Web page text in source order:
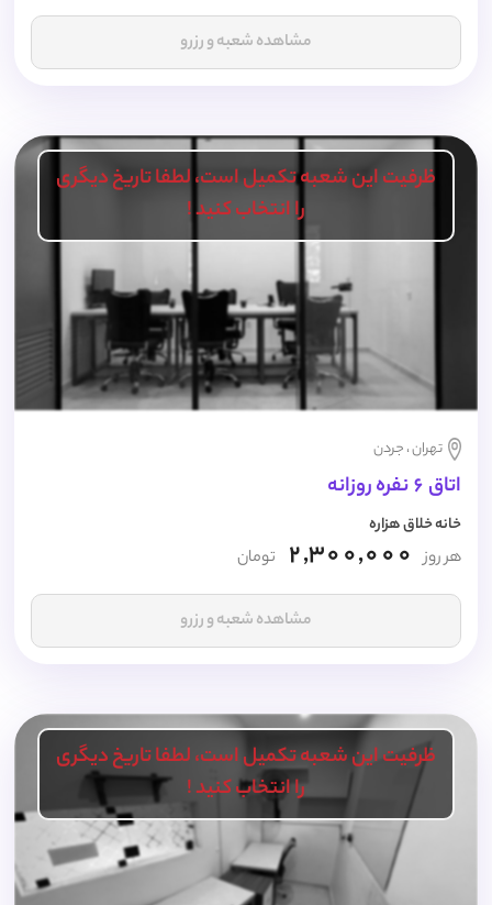
مشاهده شعبه و رزرو
ظرفیت این شعبه تکمیل است، لطفا تاریخ دیگری
را انتخاب کنید !
تهران ، جردن
اتاق 6 نفره روزانه
خانه خلاق هزاره
هر روز 2,300,000 تومان
مشاهده شعبه و رزرو
ظرفیت این شعبه تکمیل است، لطفا تاریخ دیگری
را انتخاب کنید !